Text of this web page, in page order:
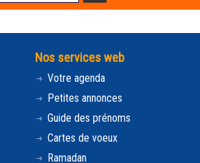
Nos services web
Votre agenda
Petites annonces
Guide des prénoms
Cartes de voeux
Ramadan